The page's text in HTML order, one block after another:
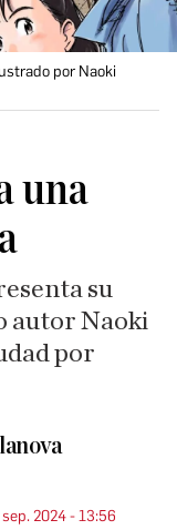
por Naoki
una
su
autor Naoki
por
2024 - 13:56